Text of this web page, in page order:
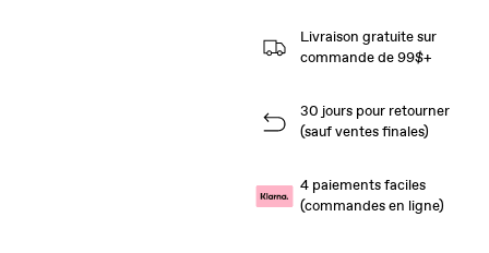
Livraison gratuite sur
commande de 99$+
30 jours pour retourner
(sauf ventes finales)
4 paiements faciles
(commandes en ligne)